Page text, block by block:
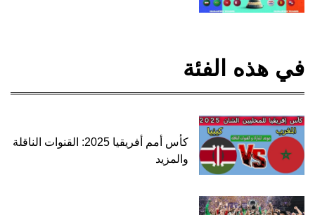
في هذه الفئة
كأس أمم أفريقيا 2025: القنوات الناقلة
والمزيد